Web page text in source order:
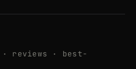
reviews · best-